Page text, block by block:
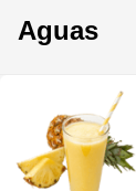
Aguas